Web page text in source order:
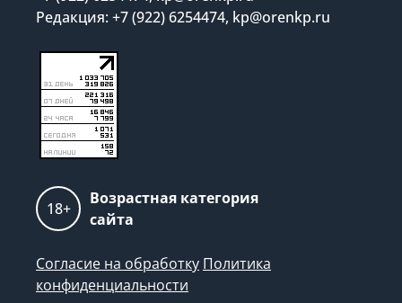
Редакция: +7 (922) 6254474, kp@orenkp.ru
18+
Возрастная категория
сайта
Согласие на обработку Политика
конфиденциальности